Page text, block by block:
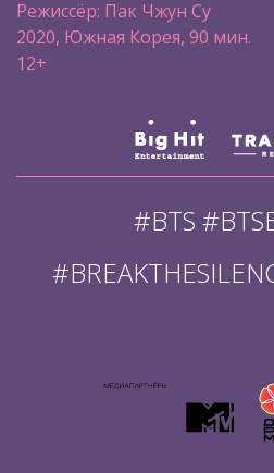
Режиссёр: Пак Чжун Су
2020, Южная Корея, 90 мин.
12+
#BTS